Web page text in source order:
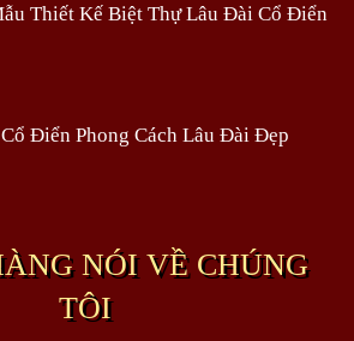
Thiết Kế Biệt Thự Lâu Đài Cổ Điển
Điển Phong Cách Lâu Đài Đẹp
NÓI VỀ CHÚNG
TÔI